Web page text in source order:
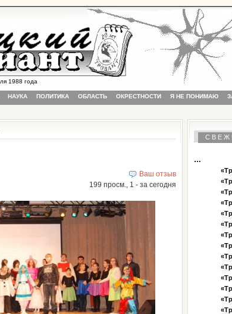
1988 года
НАУКА ПОЛИТИКА ОБЛАСТЬ ОКРЕСТНОСТИ Я НЕ ПОНИМАЮ
Ваш отзыв
199 просм., 1 - за сегодня
…